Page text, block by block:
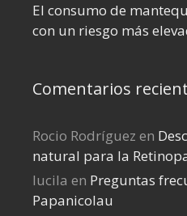
El consumo de
con un riesgo más
Comentarios
Rocio Rodríguez en
natural para la
lucila en Preguntas
Papanicolau